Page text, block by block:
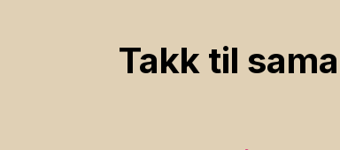
Takk til